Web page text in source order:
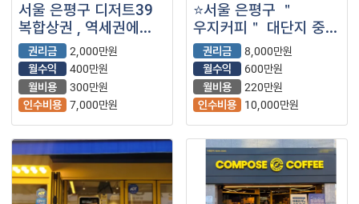
서울 은평구 디저트39
복합상권 , 역세권에
위치해 안정적으로
자리잡고있는 매장
소개합니다!
권리금
2,000만원
월수익
400만원
월비용
300만원
인수비용 7,000만원
⭐서울 은평구 ＂
우지커피＂ 대단지 중심
핵심 주거상권 제대로
자리잡힌 매장 ⭐
권리금
8,000만원
월수익
600만원
월비용
220만원
인수비용
10,000만원